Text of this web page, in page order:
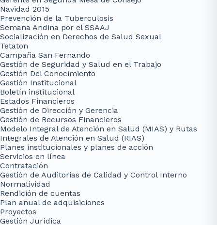
Navidad 2015
Prevención de la Tuberculosis
Semana Andina por el SSAAJ
Socialización en Derechos de Salud Sexual
Tetaton
Campaña San Fernando
Gestión de Seguridad y Salud en el Trabajo
Gestión Del Conocimiento
Gestión Institucional
Boletín institucional
Estados Financieros
Gestión de Dirección y Gerencia
Gestión de Recursos Financieros
Modelo Integral de Atención en Salud (MIAS) y Rutas
Integrales de Atención en Salud (RIAS)
Planes institucionales y planes de acción
Servicios en línea
Contratación
Gestión de Auditorias de Calidad y Control Interno
Normatividad
Rendición de cuentas
Plan anual de adquisiciones
Proyectos
Gestión Jurídica